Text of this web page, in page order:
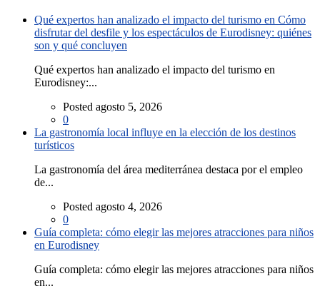
Qué expertos han analizado el impacto del turismo en Cómo
disfrutar del desfile y los espectáculos de Eurodisney: quiénes
son y qué concluyen
Qué expertos han analizado el impacto del turismo en
Eurodisney:...
Posted agosto 5, 2026
0
La gastronomía local influye en la elección de los destinos
turísticos
La gastronomía del área mediterránea destaca por el empleo
de...
Posted agosto 4, 2026
0
Guía completa: cómo elegir las mejores atracciones para niños
en Eurodisney
Guía completa: cómo elegir las mejores atracciones para niños
en...